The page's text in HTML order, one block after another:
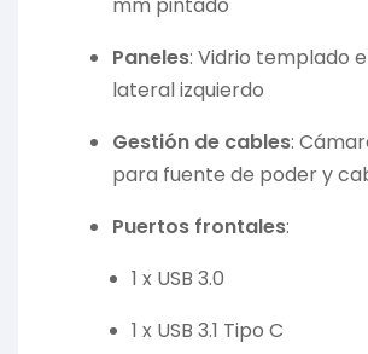
Paneles: Vidrio templado
lateral izquierdo
Gestión de cables:
para fuente de poder y
Puertos frontales:
1 x USB 3.0
1 x USB 3.1 Tipo C